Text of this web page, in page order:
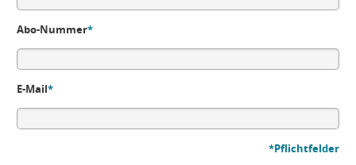
Abo-Nummer*
E-Mail*
*Pflichtfelder